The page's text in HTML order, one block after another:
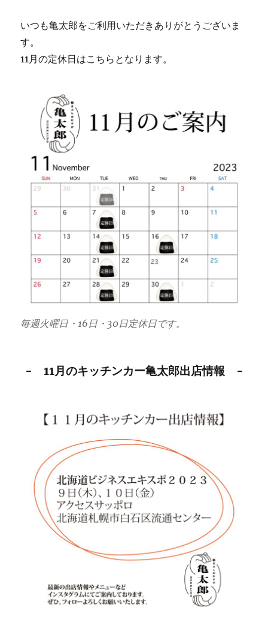
いつも亀太郎をご利用いただきありがとうございま
す。
11月の定休日はこちらとなります。
毎週火曜日・16日・30日定休日です。
- 11月のキッチンカー亀太郎出店情報 -